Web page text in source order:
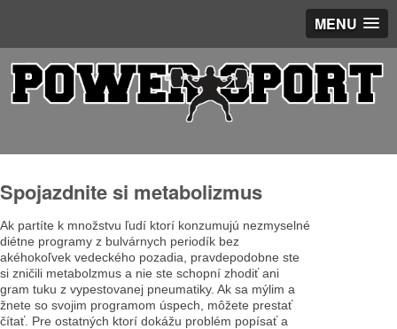
MENU
Spojazdnite si metabolizmus
Ak partíte k množstvu ľudí ktorí konzumujú nezmyselné
diétne programy z bulvárnych periodík bez
akéhokoľvek vedeckého pozadia, pravdepodobne ste
si zničili metabolzmus a nie ste schopní zhodiť ani
gram tuku z vypestovanej pneumatiky. Ak sa mýlim a
žnete so svojim programom úspech, môžete prestať
čítať. Pre ostatných ktorí dokážu problém popísať a